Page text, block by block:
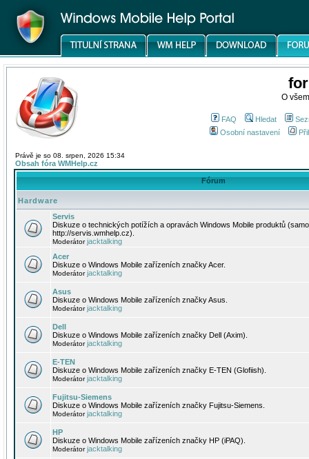
O
FAQ Hledat
Osobní nastavení
Právě je so 08. srpen, 2026 15:34
Obsah fóra WMHelp.cz
Fórum
Hardware
Servis
Diskuze o technických potížích a opravách Windows Mobile produktů
http://servis.wmhelp.cz).
Moderátorjacktalking
Acer
Diskuze o Windows Mobile zařízeních značky Acer.
Moderátorjacktalking
Asus
Diskuze o Windows Mobile zařízeních značky Asus.
Moderátorjacktalking
Dell
Diskuze o Windows Mobile zařízeních značky Dell (Axim).
Moderátorjacktalking
E-TEN
Diskuze o Windows Mobile zařízeních značky E-TEN (Glofiish).
Moderátorjacktalking
Fujitsu-Siemens
Diskuze o Windows Mobile zařízeních značky Fujitsu-Siemens.
Moderátorjacktalking
HP
Diskuze o Windows Mobile zařízeních značky HP (iPAQ).
Moderátorjacktalking